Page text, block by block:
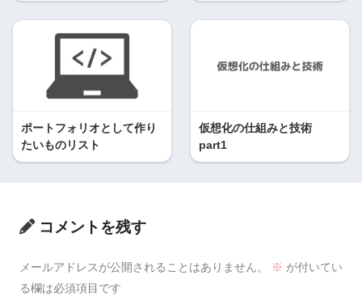
ポートフォリオとして作り
たいものリスト
仮想化の仕組みと技術
part1
コメントを残す
メールアドレスが公開されることはありません。 ※ が付いてい
る欄は必須項目です